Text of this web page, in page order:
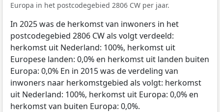
Europa in het postcodegebied 2806 CW per jaar.
In 2025 was de herkomst van inwoners in het
postcodegebied 2806 CW als volgt verdeeld:
herkomst uit Nederland: 100%, herkomst uit
Europese landen: 0,0% en herkomst uit landen buiten
Europa: 0,0% En in 2015 was de verdeling van
inwoners naar herkomstgebied als volgt: herkomst
uit Nederland: 100%, herkomst uit Europa: 0,0% en
herkomst van buiten Europa: 0,0%.